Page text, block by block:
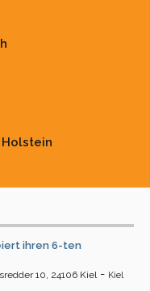
ihren 6-ten
10, 24106 Kiel - Kiel